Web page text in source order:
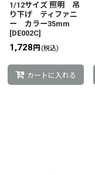
1/12サイズ 照明 吊
り下げ ティファニ
ー カラー35mm
[DE002C]
1,728 円 (税込)
カートに入れる